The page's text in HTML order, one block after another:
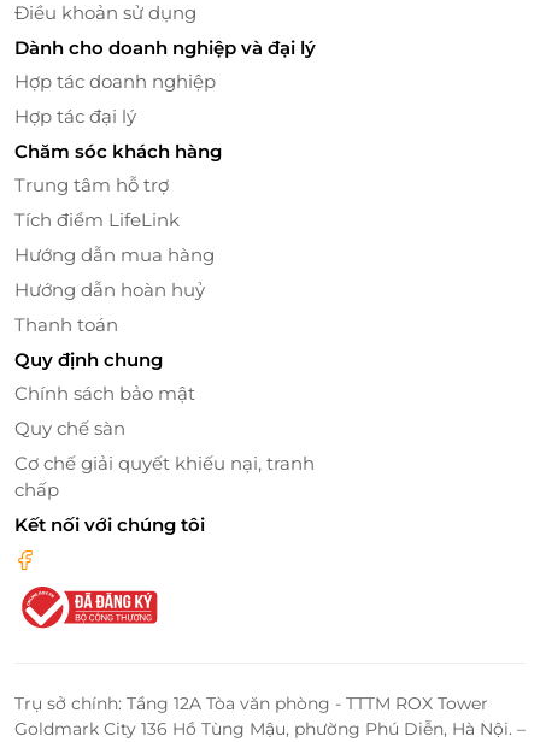
Điều khoản sử dụng
Dành cho doanh nghiệp và đại lý
Hợp tác doanh nghiệp
Hợp tác đại lý
Chăm sóc khách hàng
Trung tâm hỗ trợ
Tích điểm LifeLink
Hướng dẫn mua hàng
Hướng dẫn hoàn huỷ
Thanh toán
Quy định chung
Chính sách bảo mật
Quy chế sàn
Cơ chế giải quyết khiếu nại, tranh
chấp
Kết nối với chúng tôi
Trụ sở chính: Tầng 12A Tòa văn phòng - TTTM ROX Tower
Goldmark City 136 Hồ Tùng Mậu, phường Phú Diễn, Hà Nội. –